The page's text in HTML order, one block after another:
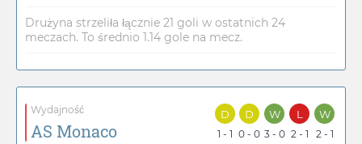
Drużyna strzeliła łącznie 21 goli w ostatnich 24
meczach. To średnio 1.14 gole na mecz.
Wydajność
AS Monaco
D
1 - 1
D
0 - 0
W
3 - 0
L
2 - 1
W
2 - 1